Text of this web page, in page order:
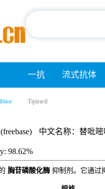
一抗 流式抗体
Tipiracil
中文名称：替吡嘧
98.62%
胸苷磷酸化酶 抑制剂。它通过